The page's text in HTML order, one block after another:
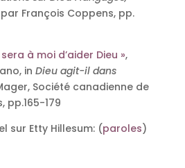
François Coppens, pp.
à moi d’aider Dieu »,
in Dieu agit-il dans
Société canadienne de
pp.165-179
sur Etty Hillesum: (paroles)